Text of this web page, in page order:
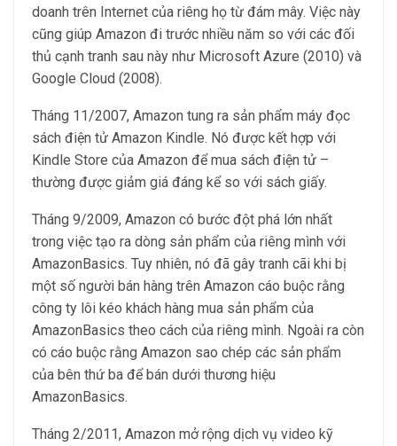
doanh trên Internet của riêng họ từ đám mây. Việc này
cũng giúp Amazon đi trước nhiều năm so với các đối
thủ cạnh tranh sau này như Microsoft Azure (2010) và
Google Cloud (2008).
Tháng 11/2007, Amazon tung ra sản phẩm máy đọc
sách điện tử Amazon Kindle. Nó được kết hợp với
Kindle Store của Amazon để mua sách điện tử –
thường được giảm giá đáng kể so với sách giấy.
Tháng 9/2009, Amazon có bước đột phá lớn nhất
trong việc tạo ra dòng sản phẩm của riêng mình với
AmazonBasics. Tuy nhiên, nó đã gây tranh cãi khi bị
một số người bán hàng trên Amazon cáo buộc rằng
công ty lôi kéo khách hàng mua sản phẩm của
AmazonBasics theo cách của riêng mình. Ngoài ra còn
có cáo buộc rằng Amazon sao chép các sản phẩm
của bên thứ ba để bán dưới thương hiệu
AmazonBasics.
Tháng 2/2011, Amazon mở rộng dịch vụ video kỹ